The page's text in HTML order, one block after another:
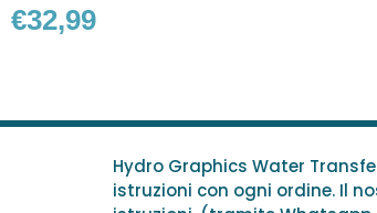
€32,99
Hydro Graphics Water
istruzioni con ogni ordine. Il